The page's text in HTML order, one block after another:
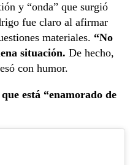
y “onda” que surgió
fue claro al afirmar
materiales. “No
situación. De hecho,
con humor.
está “enamorado de